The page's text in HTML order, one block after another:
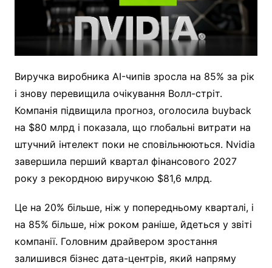
Виручка виробника AI-чипів зросла на 85% за рік
і знову перевищила очікування Волл-стріт.
Компанія підвищила прогноз, оголосила buyback
на $80 млрд і показала, що глобальні витрати на
штучний інтелект поки не сповільнюються. Nvidia
завершила перший квартал фінансового 2027
року з рекордною виручкою $81,6 млрд.
Це на 20% більше, ніж у попередньому кварталі, і
на 85% більше, ніж роком раніше, йдеться у звіті
компанії. Головним драйвером зростання
залишився бізнес дата-центрів, який напряму